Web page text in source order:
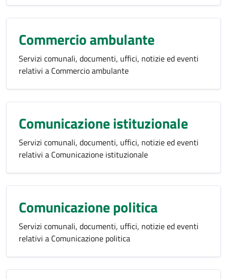
Commercio ambulante
Servizi comunali, documenti, uffici, notizie ed eventi
relativi a Commercio ambulante
Comunicazione istituzionale
Servizi comunali, documenti, uffici, notizie ed eventi
relativi a Comunicazione istituzionale
Comunicazione politica
Servizi comunali, documenti, uffici, notizie ed eventi
relativi a Comunicazione politica